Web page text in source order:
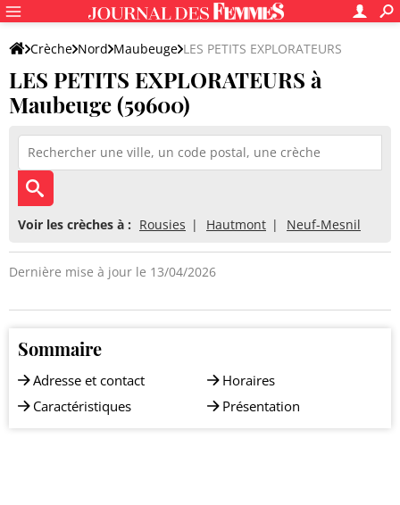
Crèche Nord Maubeuge LES PETITS EXPLORATEURS
LES PETITS EXPLORATEURS à
Maubeuge (59600)
Voir les crèches à : Rousies Hautmont Neuf-Mesnil
Dernière mise à jour le 13/04/2026
Sommaire
Adresse et contact
Caractéristiques
Horaires
Présentation